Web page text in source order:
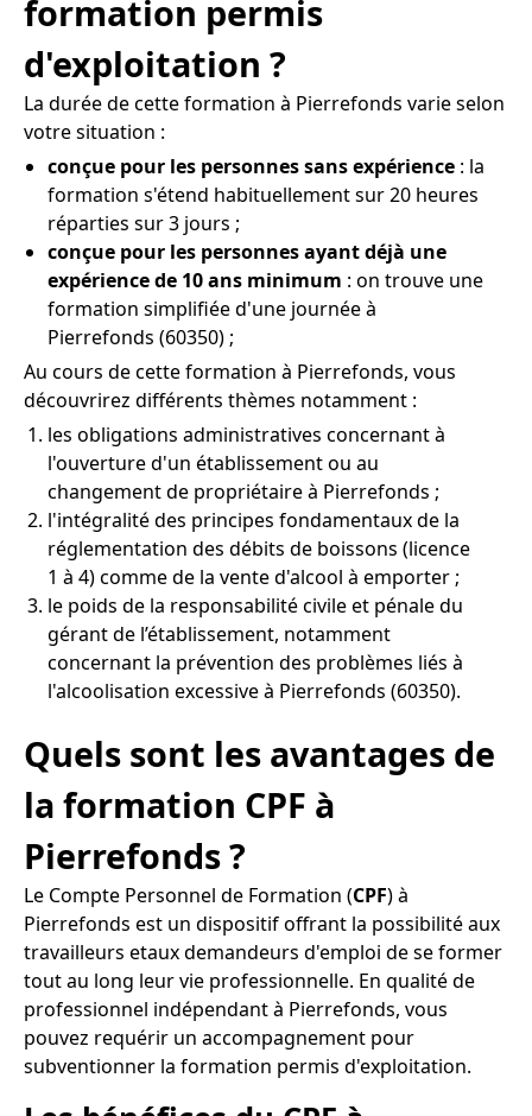
formation permis
d'exploitation ?
La durée de cette formation à Pierrefonds varie selon
votre situation :
conçue pour les personnes sans expérience : la
formation s'étend habituellement sur 20 heures
réparties sur 3 jours ;
conçue pour les personnes ayant déjà une
expérience de 10 ans minimum : on trouve une
formation simplifiée d'une journée à
Pierrefonds (60350) ;
Au cours de cette formation à Pierrefonds, vous
découvrirez différents thèmes notamment :
les obligations administratives concernant à
l'ouverture d'un établissement ou au
changement de propriétaire à Pierrefonds ;
l'intégralité des principes fondamentaux de la
réglementation des débits de boissons (licence
1 à 4) comme de la vente d'alcool à emporter ;
le poids de la responsabilité civile et pénale du
gérant de l’établissement, notamment
concernant la prévention des problèmes liés à
l'alcoolisation excessive à Pierrefonds (60350).
Quels sont les avantages de
la formation CPF à
Pierrefonds ?
Le Compte Personnel de Formation (CPF) à
Pierrefonds est un dispositif offrant la possibilité aux
travailleurs etaux demandeurs d'emploi de se former
tout au long leur vie professionnelle. En qualité de
professionnel indépendant à Pierrefonds, vous
pouvez requérir un accompagnement pour
subventionner la formation permis d'exploitation.